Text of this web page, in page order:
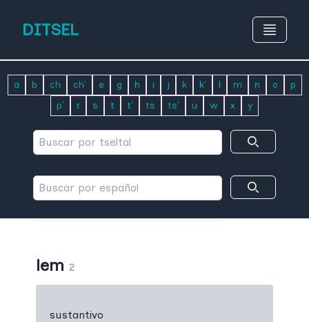
DITSEL
a b ch ch' e g h i j k k' l m n o
p
p'
r s t t' ts ts' u w x y
lem 2
sustantivo